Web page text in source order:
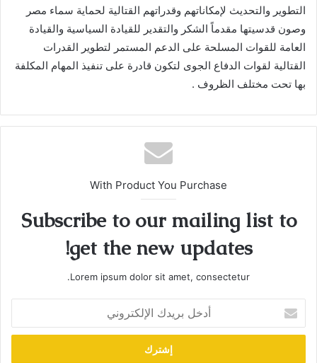
التطوير والتحديث لإمكاناتهم وقدراتهم القتالية لحماية سماء مصر
وصون قدسيتها مقدماً الشكر والتقدير للقيادة السياسية والقيادة
العامة للقوات المسلحة على الدعم المستمر لتطوير القدرات
القتالية لقوات الدفاع الجوى لتكون قادرة على تنفيذ المهام المكلفة
بها تحت مختلف الظروف .
With Product You Purchase
Subscribe to our mailing list to
get the new updates!
Lorem ipsum dolor sit amet, consectetur.
بريدك
الإلكتروني